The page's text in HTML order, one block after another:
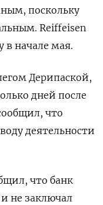
поскольку
Reiffeisen
в начале мая.
Дерипаской,
дней после
что
деятельности
что банк
и не заключал